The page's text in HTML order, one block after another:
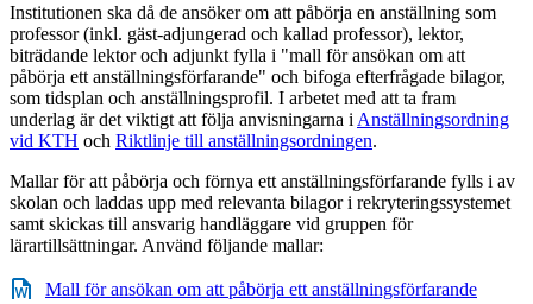
Institutionen ska då de ansöker om att påbörja en anställning som
professor (inkl. gäst-adjungerad och kallad professor), lektor,
biträdande lektor och adjunkt fylla i "mall för ansökan om att
påbörja ett anställningsförfarande" och bifoga efterfrågade bilagor,
som tidsplan och anställningsprofil. I arbetet med att ta fram
underlag är det viktigt att följa anvisningarna i Anställningsordning
vid KTH och Riktlinje till anställningsordningen.
Mallar för att påbörja och förnya ett anställningsförfarande fylls i av
skolan och laddas upp med relevanta bilagor i rekryteringssystemet
samt skickas till ansvarig handläggare vid gruppen för
lärartillsättningar. Använd följande mallar:
Mall för ansökan om att påbörja ett anställningsförfarande